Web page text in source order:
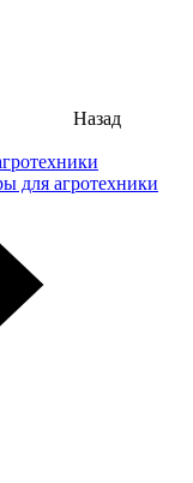
Назад
для агротехники